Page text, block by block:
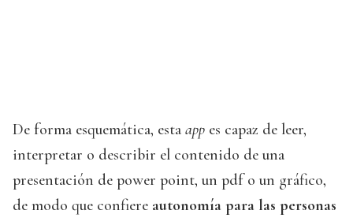
De forma esquemática, esta app es capaz de leer,
interpretar o describir el contenido de una
presentación de power point, un pdf o un gráfico,
de modo que confiere autonomía para las personas